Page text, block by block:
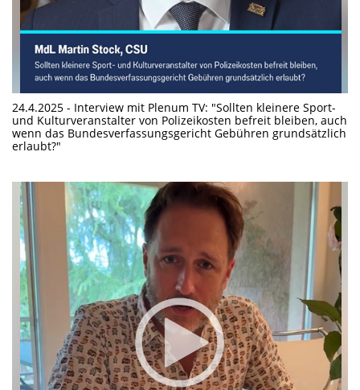
24.4.2025 - Interview mit Plenum TV: "Sollten kleinere Sport-
und Kulturveranstalter von Polizeikosten befreit bleiben, auch
wenn das Bundesverfassungsgericht Gebühren grundsätzlich
erlaubt?"